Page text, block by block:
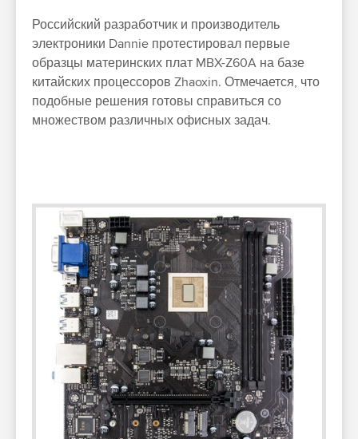
Российский разработчик и производитель
электроники Dannie протестировал первые
образцы материнских плат MBX-Z60A на базе
китайских процессоров Zhaoxin. Отмечается, что
подобные решения готовы справиться со
множеством различных офисных задач.